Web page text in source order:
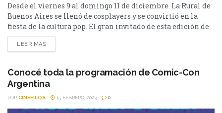
Desde el viernes 9 al domingo 11 de diciembre. La Rural de
Buenos Aires se llenó de cosplayers y se convirtió en la
fiesta de la cultura pop. El gran invitado de esta edición de
Argentina Comic Con fue Jamie Campbell Bower, el actor
de Stranger Things y Harry Potter con quien tuvimos el
LEER MÁS
Conocé toda la programación de Comic-Con
Argentina
POR CINÉFILOS 15 FEBRERO, 2023 0